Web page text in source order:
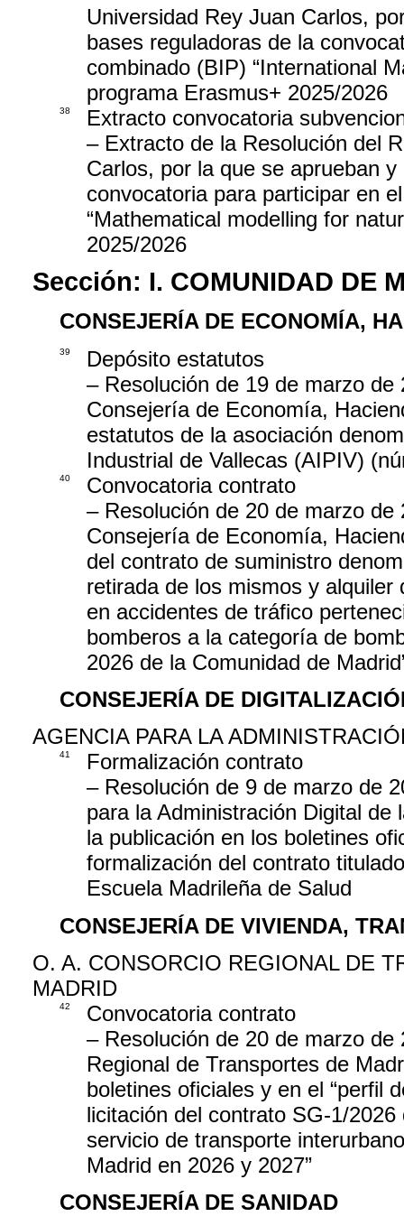
Universidad Rey Juan Carlos,
bases reguladoras de la
combinado (BIP) “International
programa Erasmus+ 2025/2026
38
Extracto convocatoria
– Extracto de la Resolución del
Carlos, por la que se aprueban
convocatoria para participar en
“Mathematical modelling for
2025/2026
Sección: I. COMUNIDAD DE
CONSEJERÍA DE ECONOMÍA,
39
Depósito estatutos
– Resolución de 19 de marzo
Consejería de Economía,
estatutos de la asociación
Industrial de Vallecas (AIPIV)
40
Convocatoria contrato
– Resolución de 20 de marzo
Consejería de Economía,
del contrato de suministro
retirada de los mismos y
en accidentes de tráfico
bomberos a la categoría de
2026 de la Comunidad de
CONSEJERÍA DE
AGENCIA PARA LA
41
Formalización contrato
– Resolución de 9 de marzo de
para la Administración Digital
la publicación en los boletines
formalización del contrato
Escuela Madrileña de Salud
CONSEJERÍA DE VIVIENDA,
O. A. CONSORCIO REGIONAL DE
MADRID
42
Convocatoria contrato
– Resolución de 20 de marzo
Regional de Transportes de
boletines oficiales y en el “perfil
licitación del contrato SG-1/
servicio de transporte
Madrid en 2026 y 2027”
CONSEJERÍA DE SANIDAD